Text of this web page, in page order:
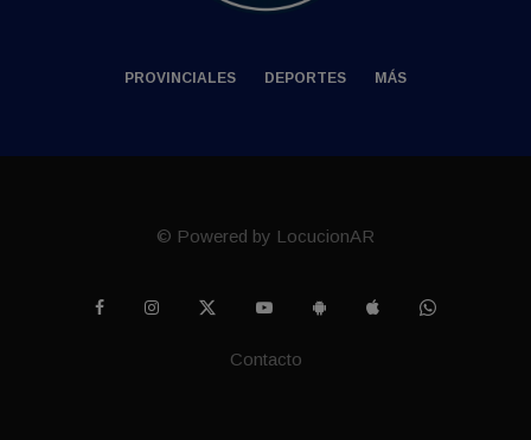
PROVINCIALES DEPORTES MÁS
© Powered by LocucionAR
Contacto